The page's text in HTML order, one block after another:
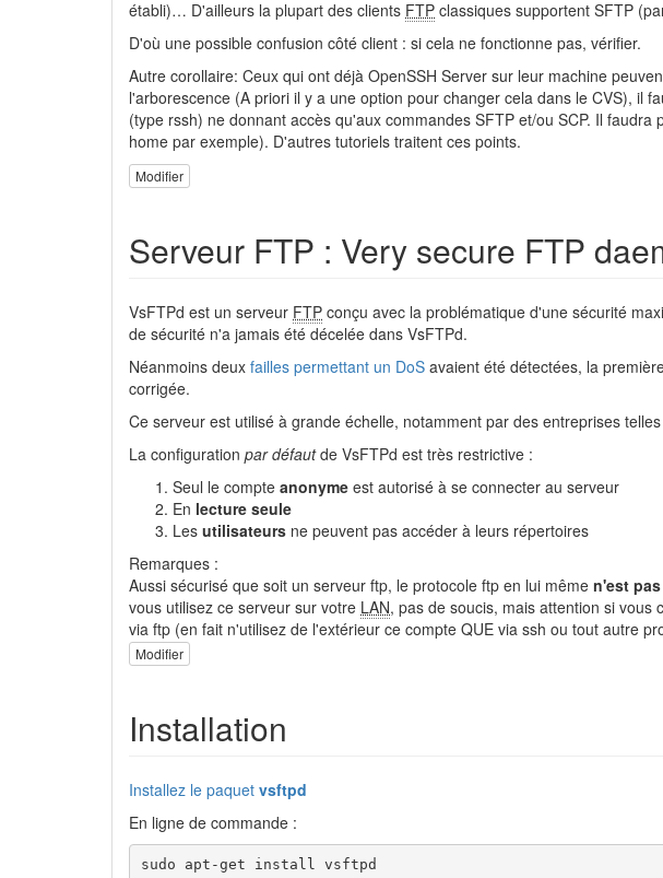
établi)… D'ailleurs la plupart des clients FTP classiques supportent SFTP
D'où une possible confusion côté client : si cela ne fonctionne pas, vérifier.
Autre corollaire: Ceux qui ont déjà OpenSSH Server sur leur machine
l'arborescence (A priori il y a une option pour changer cela dans le CVS), il
(type rssh) ne donnant accès qu'aux commandes SFTP et/ou SCP. Il
home par exemple). D'autres tutoriels traitent ces points.
Modifier
Serveur FTP : Very secure FTP
VsFTPd est un serveur FTP conçu avec la problématique d'une sécurité
de sécurité n'a jamais été décelée dans VsFTPd.
Néanmoins deux failles permettant un DoS avaient été détectées, la
corrigée.
Ce serveur est utilisé à grande échelle, notamment par des entreprises
La configuration par défautde VsFTPd est très restrictive :
Seul le compte anonyme est autorisé à se connecter au serveur
En lecture seule
Les utilisateurs ne peuvent pas accéder à leurs répertoires
Remarques :
Aussi sécurisé que soit un serveur ftp, le protocole ftp en lui même n'est
vous utilisez ce serveur sur votre LAN, pas de soucis, mais attention si vous
via ftp (en fait n'utilisez de l'extérieur ce compte QUE via ssh ou tout autre
Modifier
Installation
Installez le paquet vsftpd
En ligne de commande :
sudo apt-get install vsftpd